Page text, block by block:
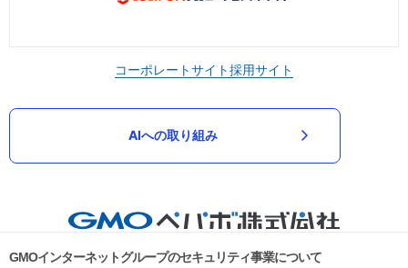
コーポレートサイト採用サイト
AIへの取り組み
GMOインターネットグループのセキュリティ事業について